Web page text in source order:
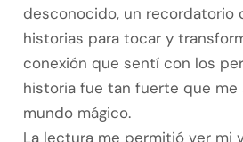
desconocido, un recordatorio
historias para tocar y
conexión que sentí con los
historia fue tan fuerte que
mundo mágico.
La lectura me permitió ver mi